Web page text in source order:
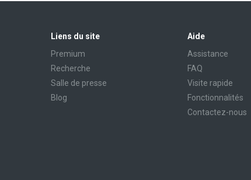
Liens du site
Premium
Recherche
Salle de presse
Blog
Aide
Assistance
FAQ
Visite rapide
Fonctionnalités
Contactez-nous